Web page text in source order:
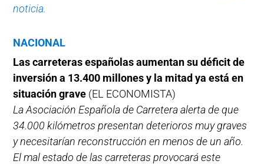
noticia.
NACIONAL
Las carreteras españolas aumentan su déficit de
inversión a 13.400 millones y la mitad ya está en
situación grave (EL ECONOMISTA)
La Asociación Española de Carretera alerta de que
34.000 kilómetros presentan deterioros muy graves
y necesitarían reconstrucción en menos de un año.
El mal estado de las carreteras provocará este